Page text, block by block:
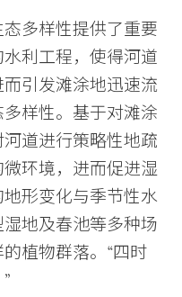
多样性提供了重要
利工程，使得河道
引发滩涂地迅速流
样性。基于对滩涂
道进行策略性地疏
环境，进而促进湿
形变化与季节性水
地及春池等多种场
植物群落。“四时